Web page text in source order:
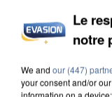
INCENDIES :
DE SOLIDARITÉ
Le
notre
We and our (447)
your consent and/or
information on a